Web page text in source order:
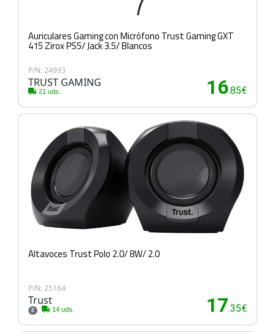
Auriculares Gaming con Micrófono Trust Gaming GXT
415 Zirox PS5/ Jack 3.5/ Blancos
P/N: 24993
TRUST GAMING
21 uds. 16.85€
Altavoces Trust Polo 2.0/ 8W/ 2.0
P/N: 25164
Trust
2 14 uds. 17.35€